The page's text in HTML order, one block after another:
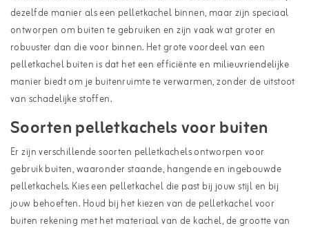
dezelfde manier als een pelletkachel binnen, maar zijn speciaal
ontworpen om buiten te gebruiken en zijn vaak wat groter en
robuuster dan die voor binnen. Het grote voordeel van een
pelletkachel buiten is dat het een efficiënte en milieuvriendelijke
manier biedt om je buitenruimte te verwarmen, zonder de uitstoot
van schadelijke stoffen.
Soorten pelletkachels voor buiten
Er zijn verschillende soorten pelletkachels ontworpen voor
gebruik buiten, waaronder staande, hangende en ingebouwde
pelletkachels. Kies een pelletkachel die past bij jouw stijl en bij
jouw behoeften. Houd bij het kiezen van de pelletkachel voor
buiten rekening met het materiaal van de kachel, de grootte van